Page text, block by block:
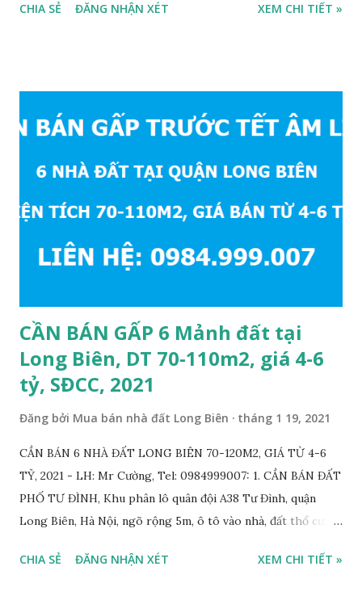
đi lại và sinh hoạt, đất thổ cư, hướng Đông Nam, diện tích
CHIA SẺ ĐĂNG NHẬN XÉT XEM CHI TIẾT »
CẦN BÁN GẤP 6 Mảnh đất tại
Long Biên, DT 70-110m2, giá 4-6
tỷ, SĐCC, 2021
Đăng bởi Mua bán nhà đất Long Biên tháng 1 19, 2021
CẦN BÁN 6 NHÀ ĐẤT LONG BIÊN 70-120M2, GIÁ TỪ 4-6
TỶ, 2021 - LH: Mr Cường, Tel: 0984999007: 1. CẦN BÁN ĐẤT
PHỐ TƯ ĐÌNH, Khu phân lô quân đội A38 Tư Đình, quận
Long Biên, Hà Nội, ngõ rộng 5m, ô tô vào nhà, đất thổ cư,
BÁN: 4.2 TỶ, có thương lượng; 2. CẦN BÁN GẤP đất ngõ 134
CHIA SẺ ĐĂNG NHẬN XÉT XEM CHI TIẾT »